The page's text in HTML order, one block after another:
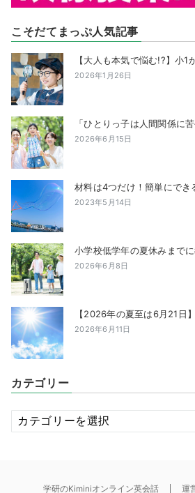
こそだてまっぷ人気記事
【大人も本気で悩む!?】小
2026年1月26日
「ひとりっ子は人間関係に
2026年6月15日
材料は4つだけ！簡単にでき
2023年5月14日
小学校低学年の夏休みまで
2026年6月8日
【2026年の夏至は6月21日
2026年6月11日
カテゴリー
カ
テ
学研のKiminiオンライン英会話 運